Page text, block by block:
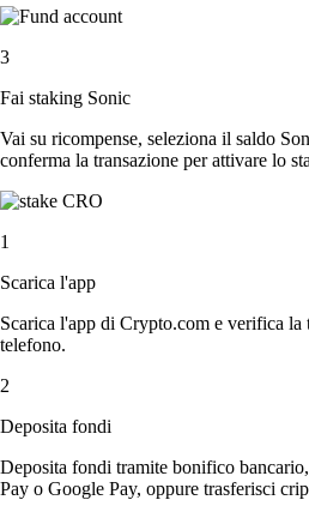
3
Fai staking Sonic
Vai su ricompense, seleziona il saldo
conferma la transazione per attivare lo
1
Scarica l'app
Scarica l'app di Crypto.com e verifica
telefono.
2
Deposita fondi
Deposita fondi tramite bonifico
Pay o Google Pay, oppure trasferisci